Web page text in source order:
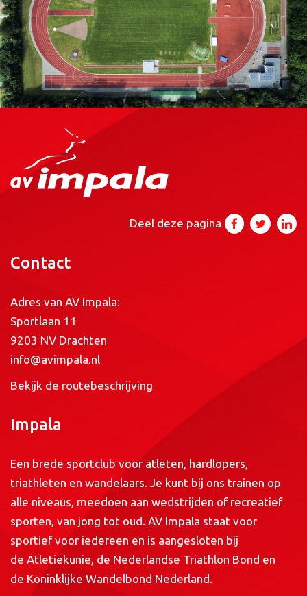
Deel deze pagina
Contact
Adres van AV Impala:
Sportlaan 11
9203 NV Drachten
info@avimpala.nl
Bekijk de routebeschrijving
Impala
Een brede sportclub voor atleten, hardlopers,
triathleten en wandelaars. Je kunt bij ons trainen op
alle niveaus, meedoen aan wedstrijden of recreatief
sporten, van jong tot oud. AV Impala staat voor
sportief voor iedereen en is aangesloten bij
de Atletiekunie, de Nederlandse Triathlon Bond en
de Koninklijke Wandelbond Nederland.